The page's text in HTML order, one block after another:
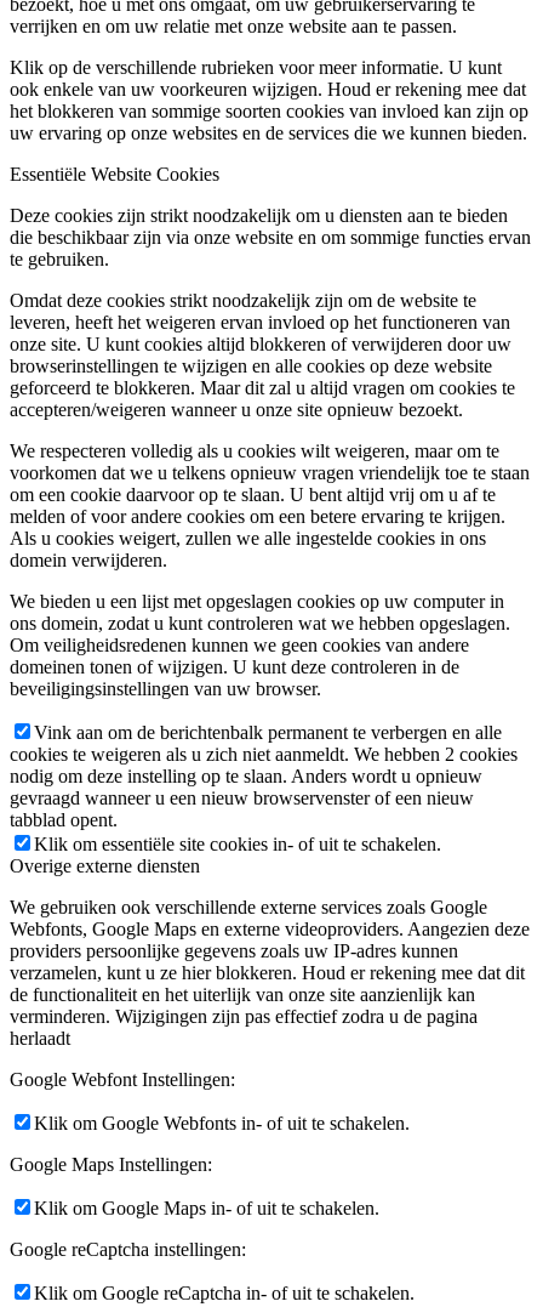
bezoekt, hoe u met ons omgaat, om uw gebruikerservaring te
verrijken en om uw relatie met onze website aan te passen.
Klik op de verschillende rubrieken voor meer informatie. U kunt
ook enkele van uw voorkeuren wijzigen. Houd er rekening mee dat
het blokkeren van sommige soorten cookies van invloed kan zijn op
uw ervaring op onze websites en de services die we kunnen bieden.
Essentiële Website Cookies
Deze cookies zijn strikt noodzakelijk om u diensten aan te bieden
die beschikbaar zijn via onze website en om sommige functies ervan
te gebruiken.
Omdat deze cookies strikt noodzakelijk zijn om de website te
leveren, heeft het weigeren ervan invloed op het functioneren van
onze site. U kunt cookies altijd blokkeren of verwijderen door uw
browserinstellingen te wijzigen en alle cookies op deze website
geforceerd te blokkeren. Maar dit zal u altijd vragen om cookies te
accepteren/weigeren wanneer u onze site opnieuw bezoekt.
We respecteren volledig als u cookies wilt weigeren, maar om te
voorkomen dat we u telkens opnieuw vragen vriendelijk toe te staan
om een cookie daarvoor op te slaan. U bent altijd vrij om u af te
melden of voor andere cookies om een betere ervaring te krijgen.
Als u cookies weigert, zullen we alle ingestelde cookies in ons
domein verwijderen.
We bieden u een lijst met opgeslagen cookies op uw computer in
ons domein, zodat u kunt controleren wat we hebben opgeslagen.
Om veiligheidsredenen kunnen we geen cookies van andere
domeinen tonen of wijzigen. U kunt deze controleren in de
beveiligingsinstellingen van uw browser.
Vink aan om de berichtenbalk permanent te verbergen en alle
cookies te weigeren als u zich niet aanmeldt. We hebben 2 cookies
nodig om deze instelling op te slaan. Anders wordt u opnieuw
gevraagd wanneer u een nieuw browservenster of een nieuw
tabblad opent.
Klik om essentiële site cookies in- of uit te schakelen.
Overige externe diensten
We gebruiken ook verschillende externe services zoals Google
Webfonts, Google Maps en externe videoproviders. Aangezien deze
providers persoonlijke gegevens zoals uw IP-adres kunnen
verzamelen, kunt u ze hier blokkeren. Houd er rekening mee dat dit
de functionaliteit en het uiterlijk van onze site aanzienlijk kan
verminderen. Wijzigingen zijn pas effectief zodra u de pagina
herlaadt
Google Webfont Instellingen:
Klik om Google Webfonts in- of uit te schakelen.
Google Maps Instellingen:
Klik om Google Maps in- of uit te schakelen.
Google reCaptcha instellingen:
Klik om Google reCaptcha in- of uit te schakelen.